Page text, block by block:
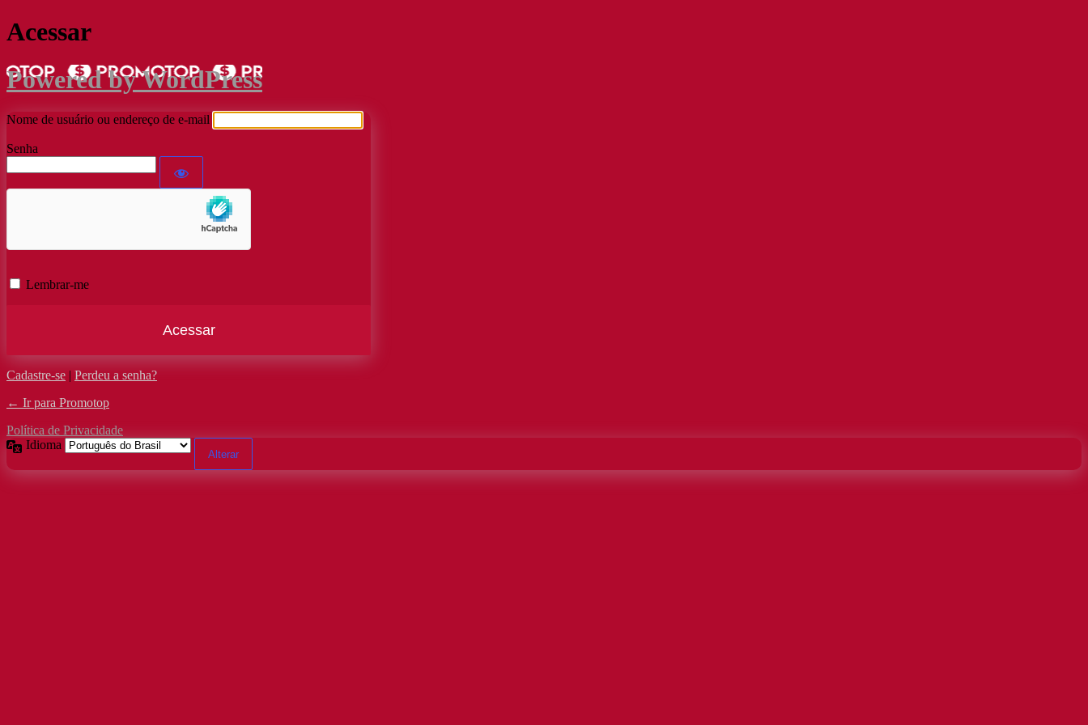
Acessar
Powered by WordPress
Nome de usuário ou endereço de e-mail
Senha
Lembrar-me
Cadastre-se | Perdeu a senha?
← Ir para Promotop
Política de Privacidade
Idioma